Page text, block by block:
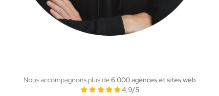
Nous accompagnons plus de6 000 agences et sites web
4,9/5